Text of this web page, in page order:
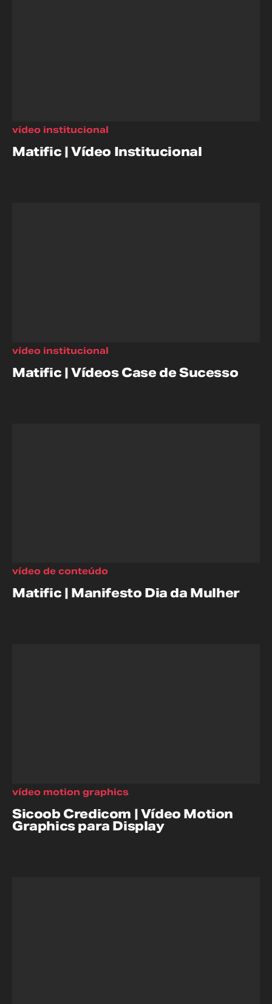
Matific | Vídeo Institucional
vídeo institucional
Matific | Vídeos Case de Sucesso
vídeo institucional
Matific | Manifesto Dia da Mulher
vídeo de conteúdo
Sicoob Credicom | Vídeo Motion
Graphics para Display
vídeo motion graphics